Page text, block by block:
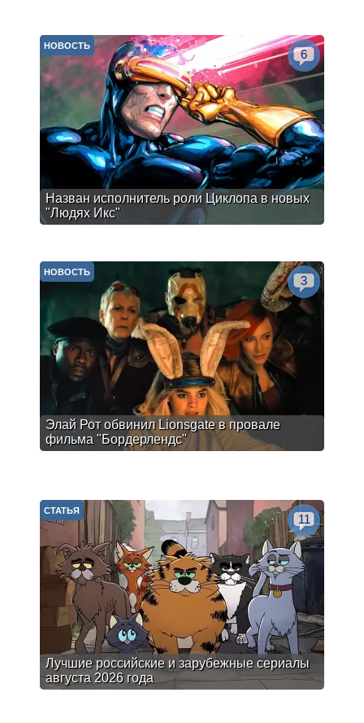
Назван исполнитель роли Циклопа в новых
"Людях Икс"
НОВОСТЬ
6
Элай Рот обвинил Lionsgate в провале
фильма "Бордерлендс"
НОВОСТЬ
3
Лучшие российские и зарубежные сериалы
августа 2026 года
СТАТЬЯ
11